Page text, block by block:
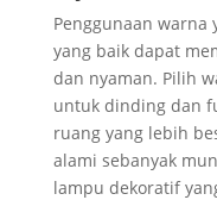
Penggunaan warna
yang baik dapat
dan nyaman. Pilih
untuk dinding dan
ruang yang lebih
alami sebanyak
lampu dekoratif